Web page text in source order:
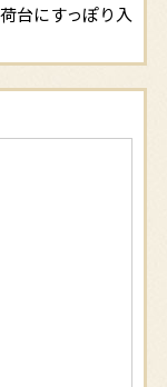
台にすっぽり入